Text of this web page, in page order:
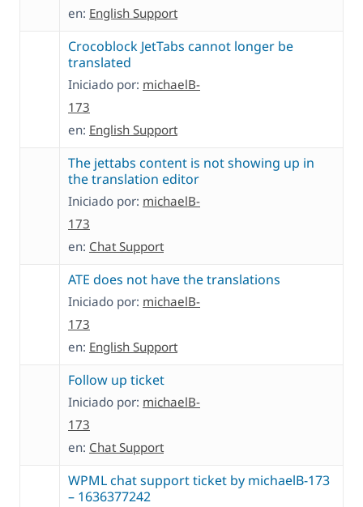
en: English Support
Crocoblock JetTabs cannot longer be
translated
Iniciado por: michaelB-
173
en: English Support
The jettabs content is not showing up in
the translation editor
Iniciado por: michaelB-
173
en: Chat Support
ATE does not have the translations
Iniciado por: michaelB-
173
en: English Support
Follow up ticket
Iniciado por: michaelB-
173
en: Chat Support
WPML chat support ticket by michaelB-173
– 1636377242